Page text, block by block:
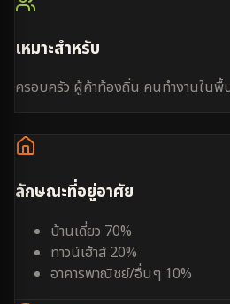
เหมาะสำหรับ
ครอบครัว ผู้ค้าท้องถิ่น คนทำงานในพื้
ลักษณะที่อยู่อาศัย
บ้านเดี่ยว 70%
ทาวน์เฮ้าส์ 20%
อาคารพาณิชย์/อื่นๆ 10%